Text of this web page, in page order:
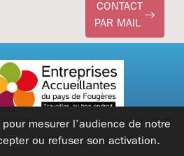
CONTACT
PAR MAIL
mesurer l’audience de notre
ou refuser son activation.